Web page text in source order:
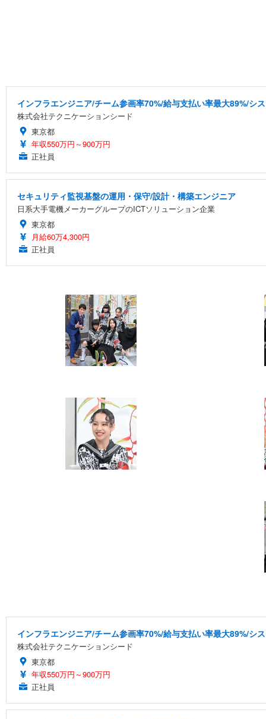
インフラエンジニア/チーム参画率70%/給与支払い率最大89%/シ
株式会社テクニケーションシード
東京都
年収550万円～900万円
正社員
セキュリティ監視基盤の運用・保守/設計・構築エンジニア
日系大手電機メーカーグループのICTソリューション企業
東京都
月給60万4,300円
正社員
インフラエンジニア/チーム参画率70%/給与支払い率最大89%/シ
株式会社テクニケーションシード
東京都
年収550万円～900万円
正社員